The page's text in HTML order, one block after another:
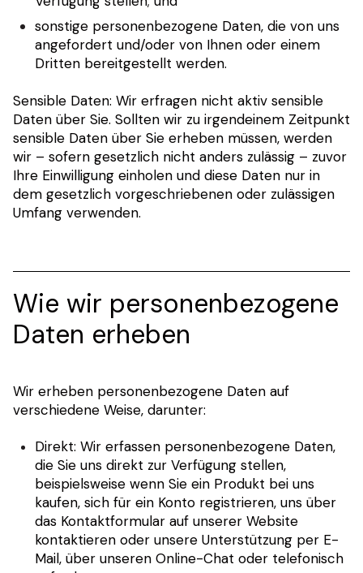
sonstige personenbezogene Daten, die von uns
angefordert und/oder von Ihnen oder einem
Dritten bereitgestellt werden.
Sensible Daten: Wir erfragen nicht aktiv sensible
Daten über Sie. Sollten wir zu irgendeinem Zeitpunkt
sensible Daten über Sie erheben müssen, werden
wir – sofern gesetzlich nicht anders zulässig – zuvor
Ihre Einwilligung einholen und diese Daten nur in
dem gesetzlich vorgeschriebenen oder zulässigen
Umfang verwenden.
Wie wir personenbezogene
Daten erheben
Wir erheben personenbezogene Daten auf
verschiedene Weise, darunter:
Direkt: Wir erfassen personenbezogene Daten,
die Sie uns direkt zur Verfügung stellen,
beispielsweise wenn Sie ein Produkt bei uns
kaufen, sich für ein Konto registrieren, uns über
das Kontaktformular auf unserer Website
kontaktieren oder unsere Unterstützung per E-
Mail, über unseren Online-Chat oder telefonisch